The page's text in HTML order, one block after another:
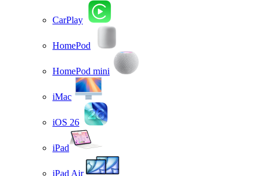
CarPlay
HomePod
HomePod mini
iMac
iOS 26
iPad
iPad Air